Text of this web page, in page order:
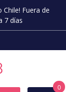
Fuera de
7 días
0